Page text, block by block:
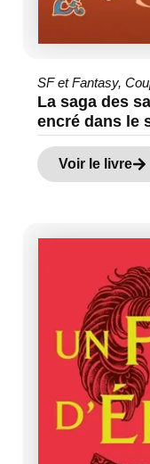
SF et Fantasy,
La saga des
encré dans le
Voir le livre